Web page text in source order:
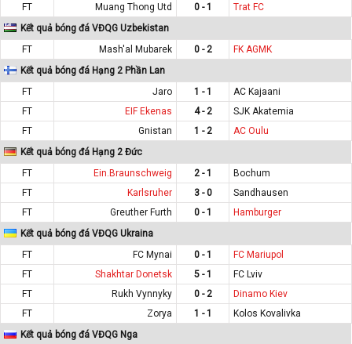
FT
Muang Thong Utd 0 - 1
Trat FC
Kết quả bóng đá VĐQG Uzbekistan
FT
Mash'al Mubarek 0 - 2
FK AGMK
Kết quả bóng đá Hạng 2 Phần Lan
FT
Jaro 1 - 1
AC Kajaani
FT
EIF Ekenas 4 - 2
SJK Akatemia
FT
Gnistan 1 - 2
AC Oulu
Kết quả bóng đá Hạng 2 Đức
FT
Ein.Braunschweig 2 - 1
Bochum
FT
Karlsruher 3 - 0
Sandhausen
FT
Greuther Furth 0 - 1
Hamburger
Kết quả bóng đá VĐQG Ukraina
FT
FC Mynai 0 - 1
FC Mariupol
FT
Shakhtar Donetsk 5 - 1
FC Lviv
FT
Rukh Vynnyky 0 - 2
Dinamo Kiev
FT
Zorya 1 - 1
Kolos Kovalivka
Kết quả bóng đá VĐQG Nga